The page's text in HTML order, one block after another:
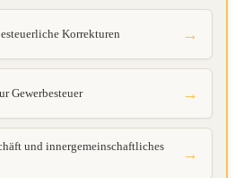
Korrekturen →
Gewerbesteuer →
und innergemeinschaftliches
→